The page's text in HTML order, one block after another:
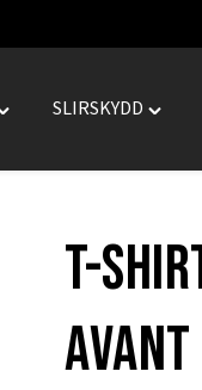
Toggle
SLIRSKYDD
Toggle
T-